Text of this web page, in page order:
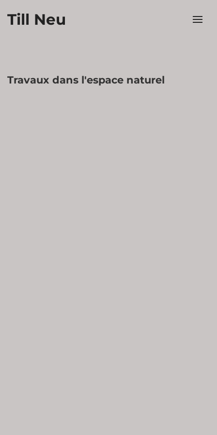
Till Neu
Travaux dans l'espace naturel